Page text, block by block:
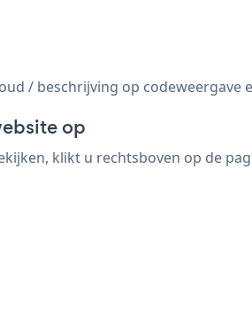
/ beschrijving op codeweergave
op
klikt u rechtsboven op de